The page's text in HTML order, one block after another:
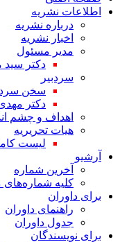
اطلاعات نشریه
درباره نشریه
اخبار نشریه
مدیر مسئول
دکتر سید
سردبیر
سخن
دکتر مهدی
اهداف و چشم
هیات تحریریه
لیست
آرشیو
آخرین شماره
کلیه شماره‌های
برای داوران
راهنمای داوران
جدول داوران
برای نویسندگان